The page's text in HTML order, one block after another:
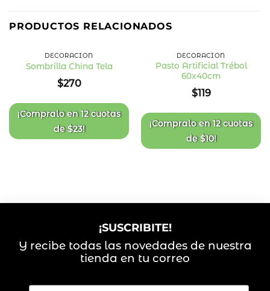
PRODUCTOS RELACIONADOS
de
deseos
DECORACIÓN
Sombrilla China Tela
$270
¡Compralo en12 cuotas
de$23!
DECORACIÓN
Pasto Artificial Trébol
60x40cm
$119
¡Compralo en12 cuotas
de$10!
¡SUSCRIBITE!
Y recibe todas las novedades de nuestra
tienda en tu correo